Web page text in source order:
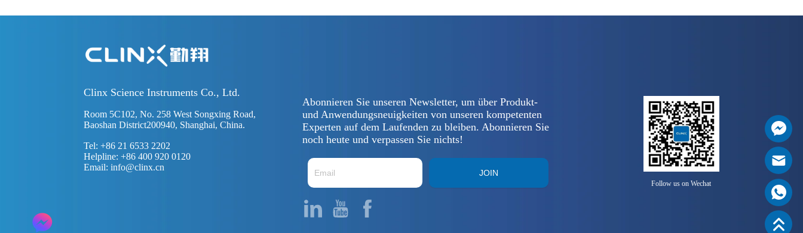
Clinx Science Instruments Co., Ltd.
Room 5C102, No. 258 West Songxing Road,
Baoshan District200940, Shanghai, China.
Tel: +86 21 6533 2202
Helpline: +86 400 920 0120
Email:info@clinx.cn
Abonnieren Sie unseren Newsletter, um über Produkt-
und Anwendungsneuigkeiten von unseren kompetenten
Experten auf dem Laufenden zu bleiben. Abonnieren Sie
noch heute und verpassen Sie nichts!
JOIN
Follow us on Wechat